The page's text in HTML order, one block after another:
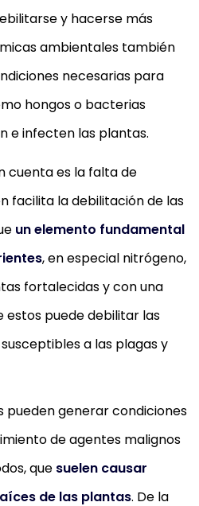
y hacerse más
ambientales también
necesarias para
hongos o bacterias
e infecten las plantas.
cuenta es la falta de
facilita la debilitación de las
un elemento fundamental
, en especial nitrógeno,
fortalecidas y con una
estos puede debilitar las
a las plagas y
pueden generar condiciones
de agentes malignos
que suelen causar
de las plantas. De la